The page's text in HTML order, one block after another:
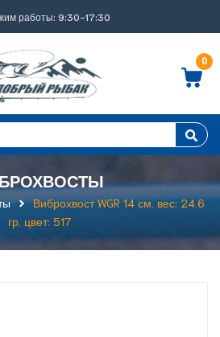
работы: 9:30-17:30
0
Виброхвост WGR 14 см, вес: 24.6
гр, цвет: 517